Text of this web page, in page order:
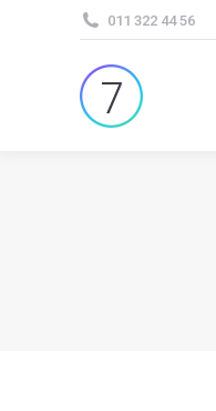
011 322 44 56